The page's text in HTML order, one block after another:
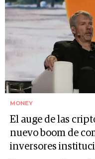
MONEY
El auge de las
nuevo boom de
inversores